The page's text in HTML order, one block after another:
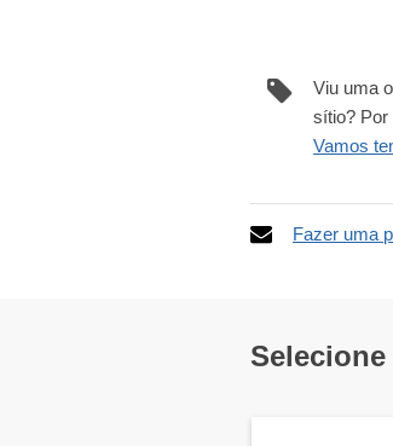
Viu uma
sítio? Por
Vamos
Fazer uma